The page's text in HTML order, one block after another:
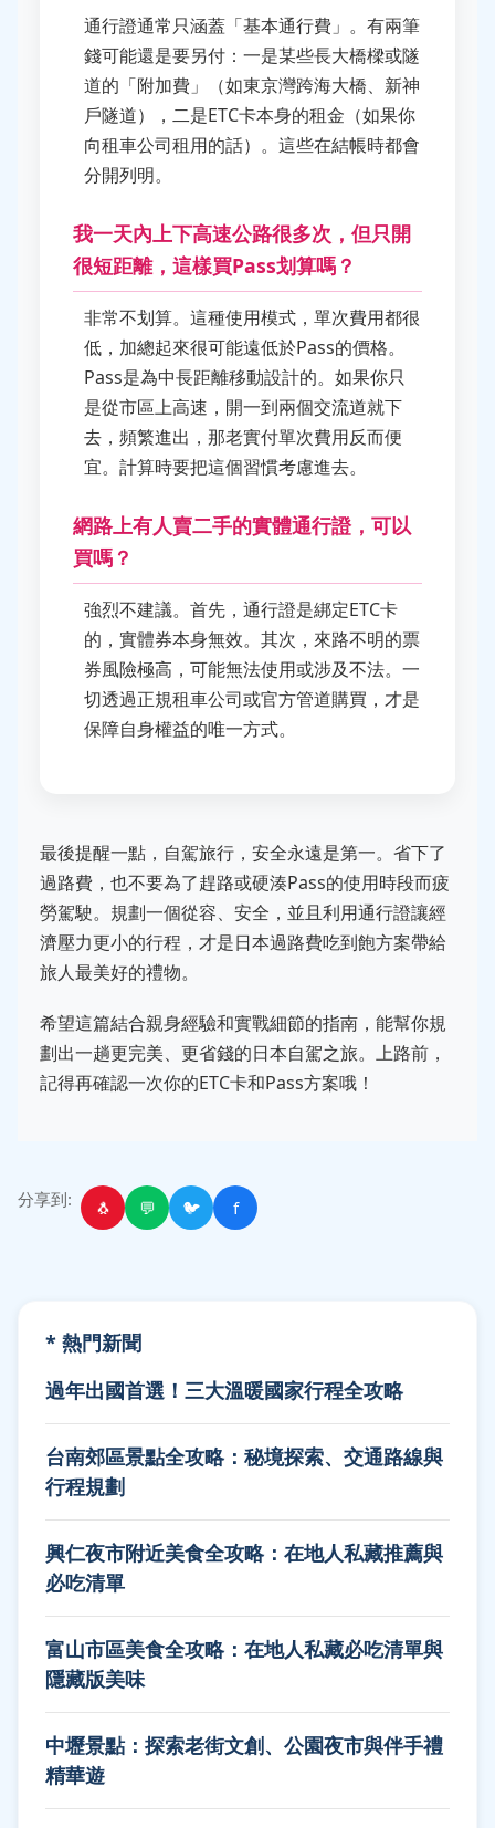
通行證通常只涵蓋「基本通行費」。有兩筆
錢可能還是要另付：一是某些長大橋樑或隧
道的「附加費」（如東京灣跨海大橋、新神
戶隧道），二是ETC卡本身的租金（如果你
向租車公司租用的話）。這些在結帳時都會
分開列明。
我一天內上下高速公路很多次，但只開
很短距離，這樣買Pass划算嗎？
非常不划算。這種使用模式，單次費用都很
低，加總起來很可能遠低於Pass的價格。
Pass是為中長距離移動設計的。如果你只
是從市區上高速，開一到兩個交流道就下
去，頻繁進出，那老實付單次費用反而便
宜。計算時要把這個習慣考慮進去。
網路上有人賣二手的實體通行證，可以
買嗎？
強烈不建議。首先，通行證是綁定ETC卡
的，實體券本身無效。其次，來路不明的票
券風險極高，可能無法使用或涉及不法。一
切透過正規租車公司或官方管道購買，才是
保障自身權益的唯一方式。
最後提醒一點，自駕旅行，安全永遠是第一。省下了
過路費，也不要為了趕路或硬湊Pass的使用時段而疲
勞駕駛。規劃一個從容、安全，並且利用通行證讓經
濟壓力更小的行程，才是日本過路費吃到飽方案帶給
旅人最美好的禮物。
希望這篇結合親身經驗和實戰細節的指南，能幫你規
劃出一趟更完美、更省錢的日本自駕之旅。上路前，
記得再確認一次你的ETC卡和Pass方案哦！
分享到: 🐧 💬 🐦 f
* 熱門新聞
過年出國首選！三大溫暖國家行程全攻略
台南郊區景點全攻略：秘境探索、交通路線與
行程規劃
興仁夜市附近美食全攻略：在地人私藏推薦與
必吃清單
富山市區美食全攻略：在地人私藏必吃清單與
隱藏版美味
中壢景點：探索老街文創、公園夜市與伴手禮
精華遊